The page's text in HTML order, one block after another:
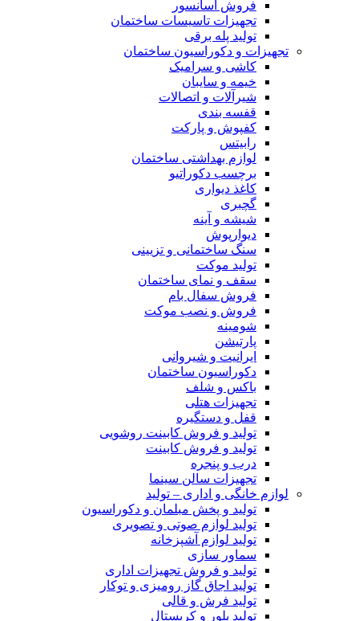
فروش آسانسور
تجهیزات تاسیسات ساختمان
تولید پله برقی
تجهیزات و دکوراسیون ساختمان
کاشی و سرامیک
خیمه و سایبان
شیرآلات و اتصالات
قفسه بندی
کفپوش و پارکت
رابیتس
لوازم بهداشتی ساختمان
برچسب دکوراتیو
کاغذ دیواری
گچبری
شیشه و آینه
دیوارپوش
سنگ ساختمانی و تزیینی
تولید موکت
سقف و نمای ساختمان
فروش سفال بام
فروش و نصب موکت
شومینه
پارتیشن
ایرانیت و شیروانی
دکوراسیون ساختمان
باکس و شلف
تجهیزات هتلی
قفل و دستگیره
تولید و فروش کابینت روشویی
تولید و فروش کابینت
درب و پنجره
تجهیزات سالن سینما
لوازم خانگی و اداری – تولید
تولید و پخش مبلمان و دکوراسیون
تولید لوازم صوتی و تصویری
تولید لوازم آشپزخانه
سماور سازی
تولید و فروش تجهیزات اداری
تولید اجاق گاز رومیزی و توکار
تولید فرش و قالی
تولید بلور و کریستال